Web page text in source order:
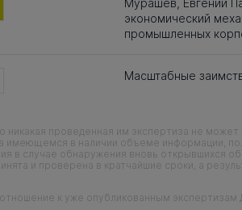
Мурашев, Евгений
экономический
промышленных
Масштабные
проведенная им экспертиза не
имеющемся в наличии объеме информации,
в случае обнаружения вновь открывшихся
и проверена в кратчайшие сроки, а
к уже опубликованным экспертизам